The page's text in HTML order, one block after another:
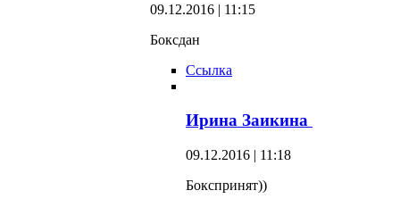
09.12.2016 | 11:15
Боксдан
Ссылка
Ирина Заикина
09.12.2016 | 11:18
Бокспринят))